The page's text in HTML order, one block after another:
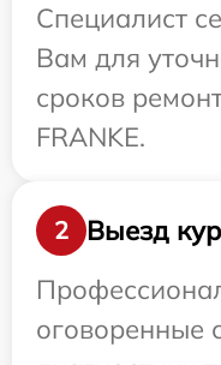
Специалист
Вам для
сроков
FRANKE.
2
Выезд
оговоренные